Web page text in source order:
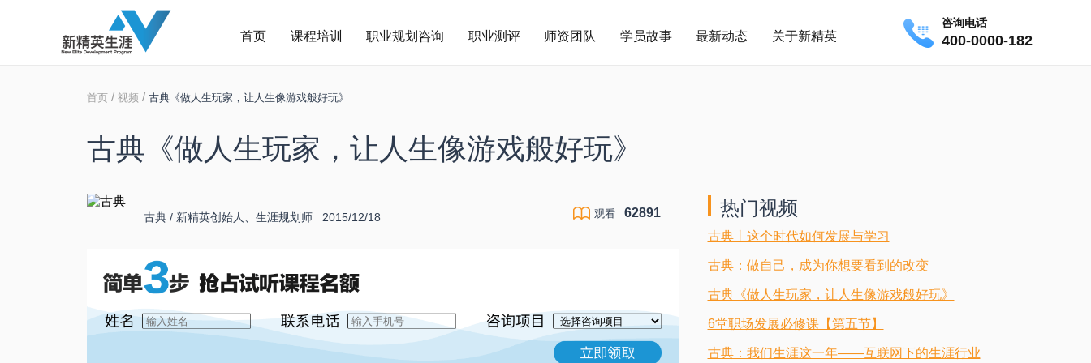
首页 课程培训 职业规划咨询 职业测评 师资团队 学员故事 最新动态 关于新精英
咨询电话
400-0000-182
首页/ 视频 / 古典《做人生玩家，让人生像游戏般好玩》
古典《做人生玩家，让人生像游戏般好玩》
古典 / 新精英创始人、生涯规划师 2015/12/18 观看 62891 热门视频
古典丨这个时代如何发展与学习
古典：做自己，成为你想要看到的改变
古典《做人生玩家，让人生像游戏般好玩》
6堂职场发展必修课【第五节】
古典：我们生涯这一年——互联网下的生涯行业